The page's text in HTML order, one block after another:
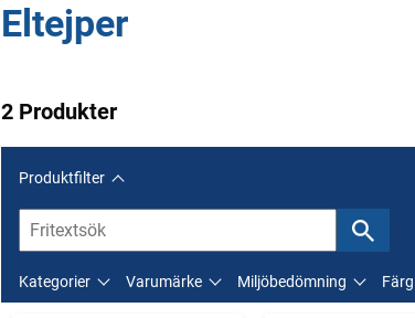
Eltejper
2 Produkter
Produktfilter
Kategorier Varumärke Miljöbedömning Färg